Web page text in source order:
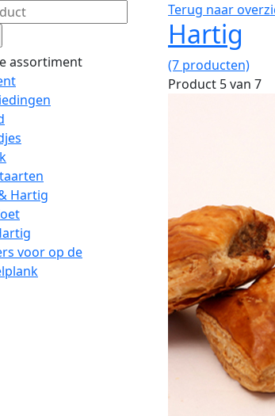
assortiment
Hartig
voor op de
Terug naar
Hartig
(7 producten)
Product 5 van 7